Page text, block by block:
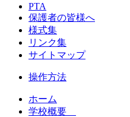
PTA
保護者の皆様へ
様式集
リンク集
サイトマップ
操作方法
ホーム
学校概要